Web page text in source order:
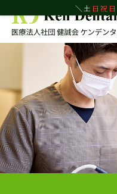
＼土 日 祝日